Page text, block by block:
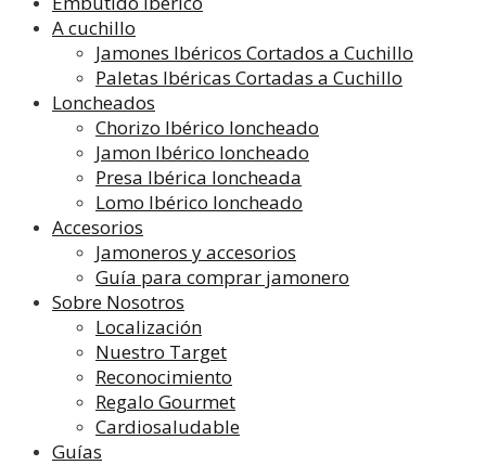
A cuchillo
Jamones Ibéricos Cortados a Cuchillo
Paletas Ibéricas Cortadas a Cuchillo
Loncheados
Chorizo Ibérico loncheado
Jamon Ibérico loncheado
Presa Ibérica loncheada
Lomo Ibérico loncheado
Accesorios
Jamoneros y accesorios
Guía para comprar jamonero
Sobre Nosotros
Localización
Nuestro Target
Reconocimiento
Regalo Gourmet
Cardiosaludable
Guías